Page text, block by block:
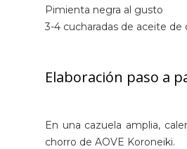
Pimienta negra al gusto
3-4 cucharadas de aceite de
Elaboración paso a
En una cazuela amplia,
chorro de AOVE Koroneiki.